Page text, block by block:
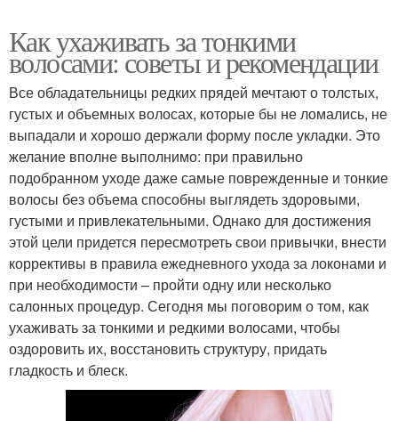
Как ухаживать за тонкими
волосами: советы и рекомендации
Все обладательницы редких прядей мечтают о толстых,
густых и объемных волосах, которые бы не ломались, не
выпадали и хорошо держали форму после укладки. Это
желание вполне выполнимо: при правильно
подобранном уходе даже самые поврежденные и тонкие
волосы без объема способны выглядеть здоровыми,
густыми и привлекательными. Однако для достижения
этой цели придется пересмотреть свои привычки, внести
коррективы в правила ежедневного ухода за локонами и
при необходимости – пройти одну или несколько
салонных процедур. Сегодня мы поговорим о том, как
ухаживать за тонкими и редкими волосами, чтобы
оздоровить их, восстановить структуру, придать
гладкость и блеск.